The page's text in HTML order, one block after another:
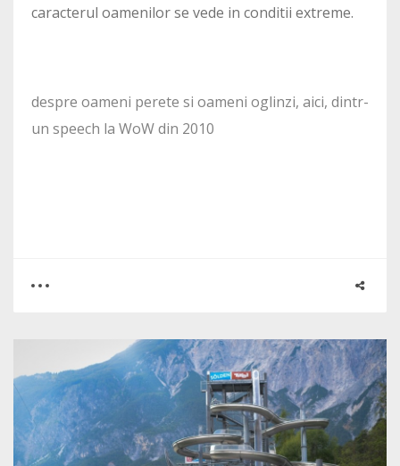
caracterul oamenilor se vede in conditii extreme.
despre oameni perete si oameni oglinzi, aici, dintr-
un speech la WoW din 2010
2285